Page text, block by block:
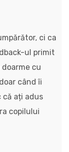
ci ca
ul primit
cu
când îi
că ați adus
copilului